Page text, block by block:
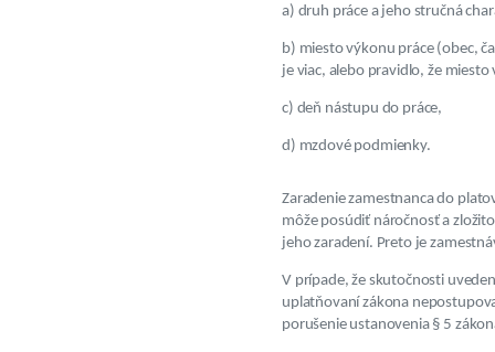
a) druh práce a jeho stručná
b) miesto výkonu práce (obec,
je viac, alebo pravidlo, že
c) deň nástupu do práce,
d) mzdové podmienky.
Zaradenie zamestnanca do
môže posúdiť náročnosť a
jeho zaradení. Preto je
V prípade, že skutočnosti
uplatňovaní zákona
porušenie ustanovenia § 5